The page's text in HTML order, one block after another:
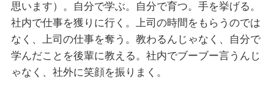
思います）。自分で学ぶ。自分で育つ。手を挙げる。
社内で仕事を獲りに行く。上司の時間をもらうのでは
なく、上司の仕事を奪う。教わるんじゃなく、自分で
学んだことを後輩に教える。社内でブーブー言うんじ
ゃなく、社外に笑顔を振りまく。